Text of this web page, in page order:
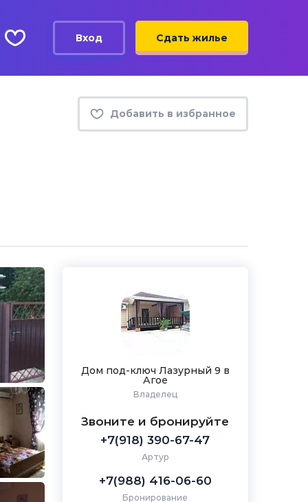
Вход Сдать жилье
Добавить в избранное
Дом под-ключ Лазурный 9 в
Агое
Владелец
Звоните и бронируйте
+7(918) 390-67-47
Артур
+7(988) 416-06-60
Бронирование